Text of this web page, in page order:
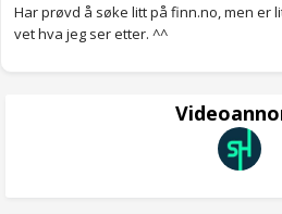
Har prøvd å søke litt på finn.no, men er
vet hva jeg ser etter. ^^